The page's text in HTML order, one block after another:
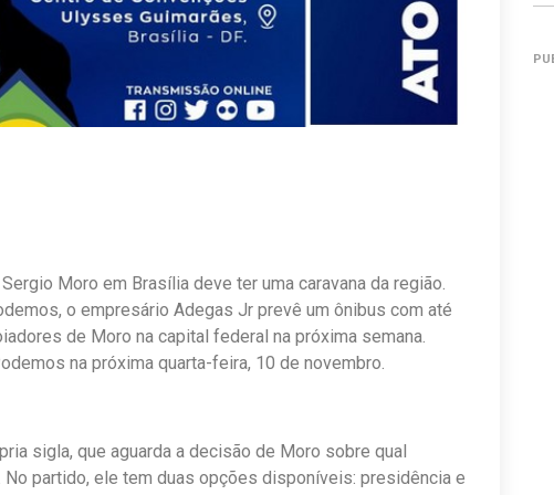
Moro em Brasília deve ter uma caravana da região.
o empresário Adegas Jr prevê um ônibus com até
de Moro na capital federal na próxima semana.
na próxima quarta-feira, 10 de novembro.
sigla, que aguarda a decisão de Moro sobre qual
partido, ele tem duas opções disponíveis: presidência e